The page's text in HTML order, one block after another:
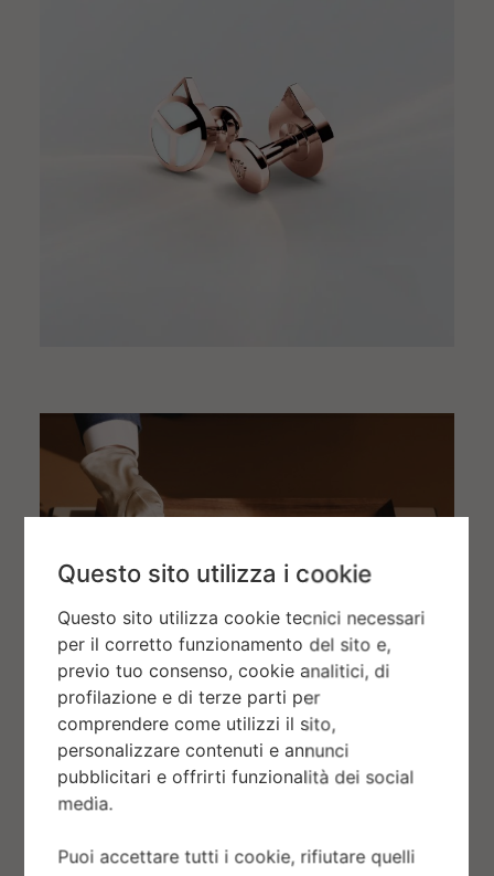
Invia un messaggio
Questo sito utilizza i cookie
Questo sito utilizza cookie tecnici necessari
per il corretto funzionamento del sito e,
previo tuo consenso, cookie analitici, di
profilazione e di terze parti per
comprendere come utilizzi il sito,
personalizzare contenuti e annunci
pubblicitari e offrirti funzionalità dei social
media.
Puoi accettare tutti i cookie, rifiutare quelli